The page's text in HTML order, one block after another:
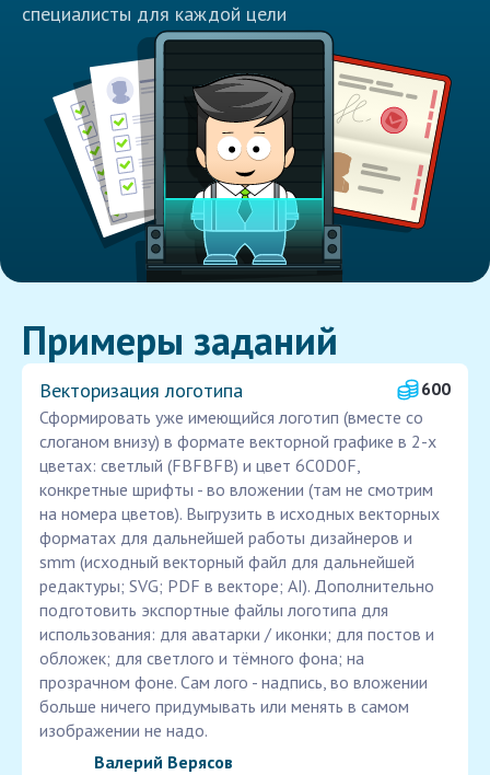
специалисты для каждой цели
Примеры заданий
Векторизация логотипа
600
Сформировать уже имеющийся логотип (вместе со
слоганом внизу) в формате векторной графике в 2-х
цветах: светлый (FBFBFB) и цвет 6C0D0F,
конкретные шрифты - во вложении (там не смотрим
на номера цветов). Выгрузить в исходных векторных
форматах для дальнейшей работы дизайнеров и
smm (исходный векторный файл для дальнейшей
редактуры; SVG; PDF в векторе; AI). Дополнительно
подготовить экспортные файлы логотипа для
использования: для аватарки / иконки; для постов и
обложек; для светлого и тёмного фона; на
прозрачном фоне. Сам лого - надпись, во вложении
больше ничего придумывать или менять в самом
изображении не надо.
Валерий Верясов